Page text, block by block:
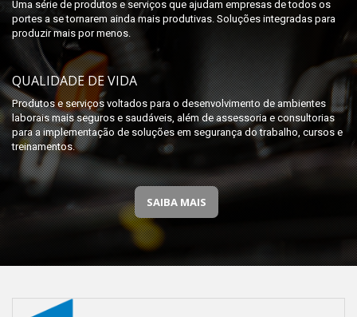
Uma série de produtos e serviços que ajudam empresas de todos os
portes a se tornarem ainda mais produtivas. Soluções integradas para
produzir mais por menos.
QUALIDADE DE VIDA
Produtos e serviços voltados para o desenvolvimento de ambientes
laborais mais seguros e saudáveis, além de assessoria e consultorias
para a implementação de soluções em segurança do trabalho, cursos e
treinamentos.
SAIBA MAIS